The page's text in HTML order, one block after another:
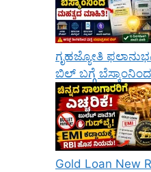
ಗೃಹಜ್ಯೋತಿ
ಬಿಲ್ ಬಗ್ಗೆ
Gold Loan New